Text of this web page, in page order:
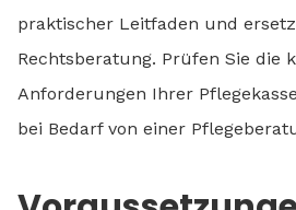
praktischer Leitfaden und
Rechtsberatung. Prüfen Sie die
Anforderungen Ihrer
bei Bedarf von einer